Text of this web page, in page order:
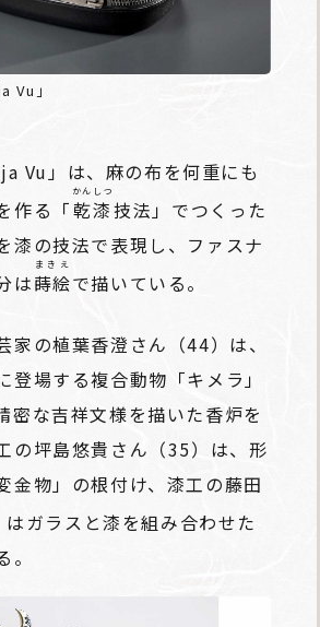
Vu」
Vu」は、麻の布を何重にも
作る「乾漆
かんしつ
技法」でつくった
漆の技法で表現し、ファスナ
は蒔絵
まきえ
で描いている。
家の植葉香澄さん（44）は、
登場する複合動物「キメラ」
密な吉祥文様を描いた香炉を
の坪島悠貴さん（35）は、形
金物」の根付け、漆工の藤田
ガラスと漆を組み合わせた